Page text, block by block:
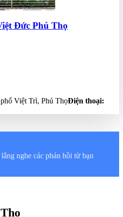
Đức Phú Thọ
Việt Trì, Phú ThọĐiện thoại:
nghe các phản hồi từ bạn